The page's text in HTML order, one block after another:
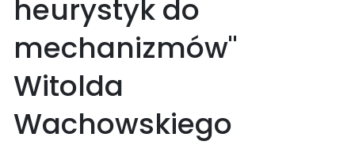
heurystyk do
mechanizmów"
Witolda
Wachowskiego